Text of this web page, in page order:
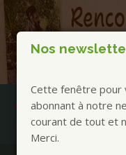
Nos
Cette fenêtre pour
abonnant à notre
courant de tout et
Merci.